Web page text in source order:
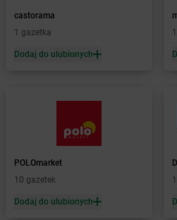
Żabka Białobrzegi
Żabka Bialogard
Żabka Białogóra
Biały Dunajec
Białystok
Bibice
Żabka Biecz
Żabka Biedrusko
Żabka Bielany Wrocławskie
castorama
1 gazetka
Dodaj do ulubionych
POLOmarket
10 gazetek
Dodaj do ulubionych